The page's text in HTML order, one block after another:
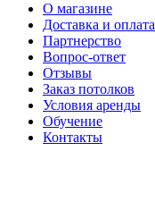
О магазине
Доставка и оплата
Партнерство
Вопрос-ответ
Отзывы
Заказ потолков
Условия аренды
Обучение
Контакты